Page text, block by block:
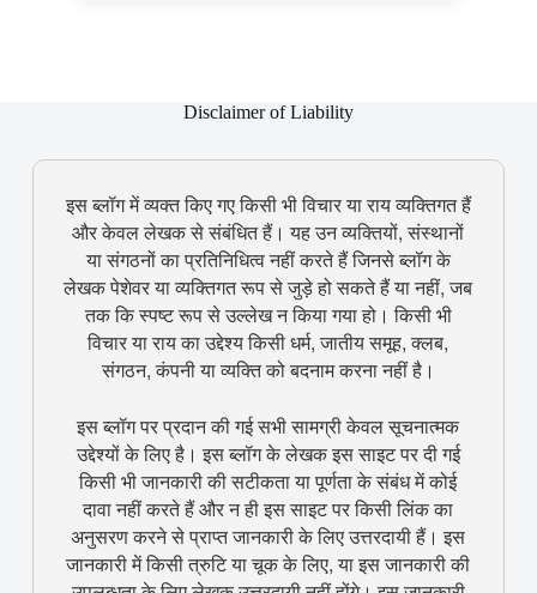
Disclaimer of Liability
इस ब्लॉग में व्यक्त किए गए किसी भी विचार या राय व्यक्तिगत हैं
और केवल लेखक से संबंधित हैं। यह उन व्यक्तियों, संस्थानों
या संगठनों का प्रतिनिधित्व नहीं करते हैं जिनसे ब्लॉग के
लेखक पेशेवर या व्यक्तिगत रूप से जुड़े हो सकते हैं या नहीं, जब
तक कि स्पष्ट रूप से उल्लेख न किया गया हो। किसी भी
विचार या राय का उद्देश्य किसी धर्म, जातीय समूह, क्लब,
संगठन, कंपनी या व्यक्ति को बदनाम करना नहीं है।
इस ब्लॉग पर प्रदान की गई सभी सामग्री केवल सूचनात्मक
उद्देश्यों के लिए है। इस ब्लॉग के लेखक इस साइट पर दी गई
किसी भी जानकारी की सटीकता या पूर्णता के संबंध में कोई
दावा नहीं करते हैं और न ही इस साइट पर किसी लिंक का
अनुसरण करने से प्राप्त जानकारी के लिए उत्तरदायी हैं। इस
जानकारी में किसी त्रुटि या चूक के लिए, या इस जानकारी की